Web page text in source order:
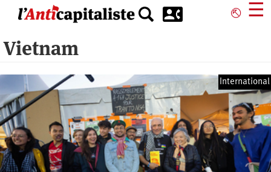
principal
⎋ ☰
Vietnam
International